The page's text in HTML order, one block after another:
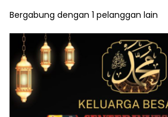
Bergabung dengan 1 pelanggan lain